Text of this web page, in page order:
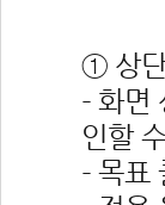
① 상
- 화면
인할
- 목표